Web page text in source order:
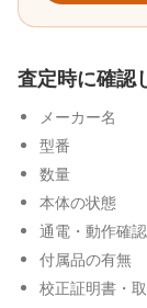
査定時に確認
メーカー名
型番
数量
本体の状態
通電・動作確
付属品の有無
校正証明書・